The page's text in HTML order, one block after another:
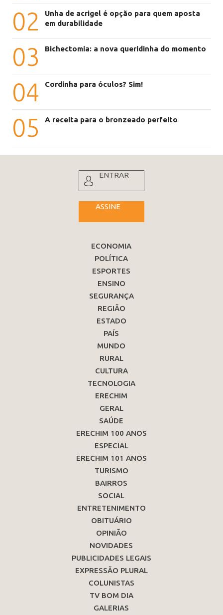
02
Unha de acrigel é opção para quem aposta
em durabilidade
03 Bichectomia: a nova queridinha do momento
04 Cordinha para óculos? Sim!
05 A receita para o bronzeado perfeito
ENTRAR
ASSINE
ECONOMIA
POLÍTICA
ESPORTES
ENSINO
SEGURANÇA
REGIÃO
ESTADO
PAÍS
MUNDO
RURAL
CULTURA
TECNOLOGIA
ERECHIM
GERAL
SAÚDE
ERECHIM 100 ANOS
ESPECIAL
ERECHIM 101 ANOS
TURISMO
BAIRROS
SOCIAL
ENTRETENIMENTO
OBITUÁRIO
OPINIÃO
NOVIDADES
PUBLICIDADES LEGAIS
EXPRESSÃO PLURAL
COLUNISTAS
TV BOM DIA
GALERIAS